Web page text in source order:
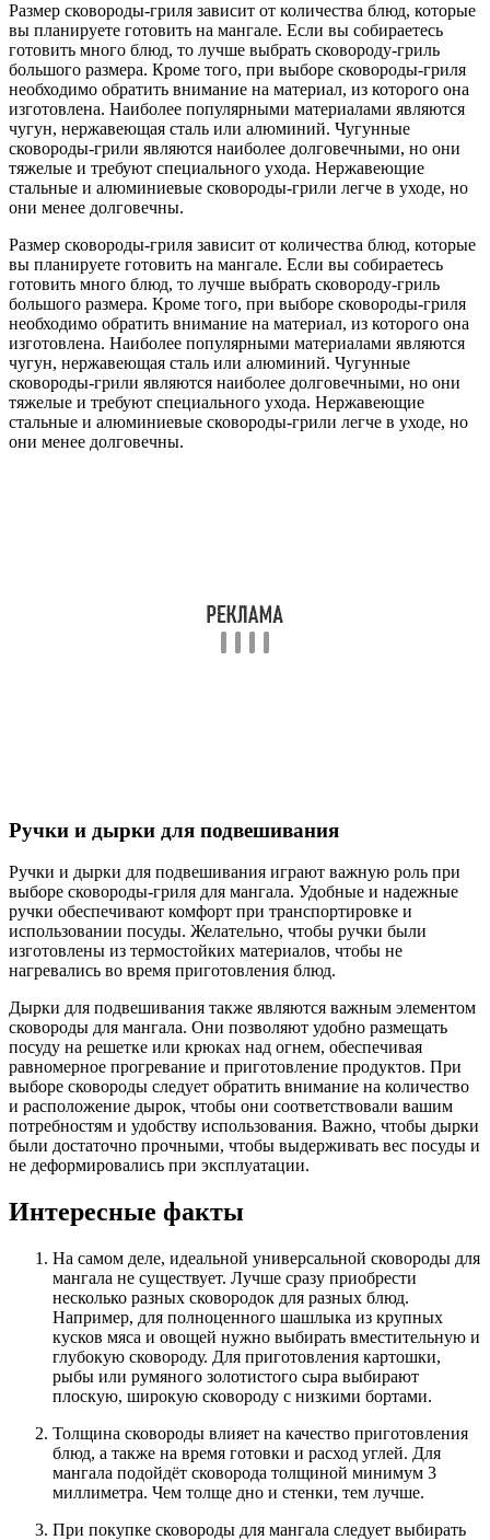
Размер сковороды-гриля зависит от количества блюд, которые
вы планируете готовить на мангале. Если вы собираетесь
готовить много блюд, то лучше выбрать сковороду-гриль
большого размера. Кроме того, при выборе сковороды-гриля
необходимо обратить внимание на материал, из которого она
изготовлена. Наиболее популярными материалами являются
чугун, нержавеющая сталь или алюминий. Чугунные
сковороды-грили являются наиболее долговечными, но они
тяжелые и требуют специального ухода. Нержавеющие
стальные и алюминиевые сковороды-грили легче в уходе, но
они менее долговечны.
Размер сковороды-гриля зависит от количества блюд, которые
вы планируете готовить на мангале. Если вы собираетесь
готовить много блюд, то лучше выбрать сковороду-гриль
большого размера. Кроме того, при выборе сковороды-гриля
необходимо обратить внимание на материал, из которого она
изготовлена. Наиболее популярными материалами являются
чугун, нержавеющая сталь или алюминий. Чугунные
сковороды-грили являются наиболее долговечными, но они
тяжелые и требуют специального ухода. Нержавеющие
стальные и алюминиевые сковороды-грили легче в уходе, но
они менее долговечны.
Ручки и дырки для подвешивания
Ручки и дырки для подвешивания играют важную роль при
выборе сковороды-гриля для мангала. Удобные и надежные
ручки обеспечивают комфорт при транспортировке и
использовании посуды. Желательно, чтобы ручки были
изготовлены из термостойких материалов, чтобы не
нагревались во время приготовления блюд.
Дырки для подвешивания также являются важным элементом
сковороды для мангала. Они позволяют удобно размещать
посуду на решетке или крюках над огнем, обеспечивая
равномерное прогревание и приготовление продуктов. При
выборе сковороды следует обратить внимание на количество
и расположение дырок, чтобы они соответствовали вашим
потребностям и удобству использования. Важно, чтобы дырки
были достаточно прочными, чтобы выдерживать вес посуды и
не деформировались при эксплуатации.
Интересные факты
На самом деле, идеальной универсальной сковороды для
мангала не существует. Лучше сразу приобрести
несколько разных сковородок для разных блюд.
Например, для полноценного шашлыка из крупных
кусков мяса и овощей нужно выбирать вместительную и
глубокую сковороду. Для приготовления картошки,
рыбы или румяного золотистого сыра выбирают
плоскую, широкую сковороду с низкими бортами.
Толщина сковороды влияет на качество приготовления
блюд, а также на время готовки и расход углей. Для
мангала подойдёт сковорода толщиной минимум 3
миллиметра. Чем толще дно и стенки, тем лучше.
При покупке сковороды для мангала следует выбирать